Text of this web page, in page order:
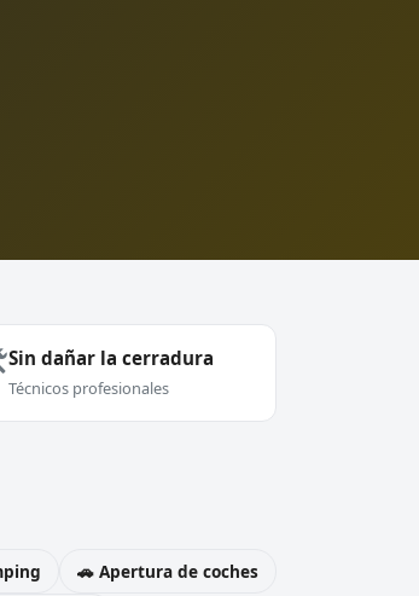
Sin dañar la cerradura
Técnicos profesionales
🚗 Apertura de coches